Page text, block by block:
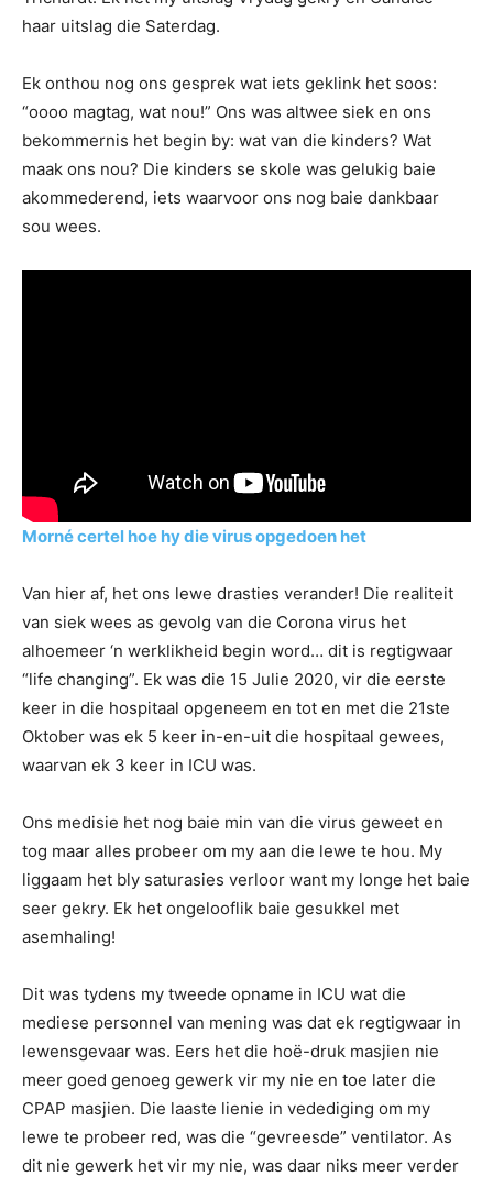
haar uitslag die Saterdag.
Ek onthou nog ons gesprek wat iets geklink het soos:
“oooo magtag, wat nou!” Ons was altwee siek en ons
bekommernis het begin by: wat van die kinders? Wat
maak ons nou? Die kinders se skole was gelukig baie
akommederend, iets waarvoor ons nog baie dankbaar
sou wees.
Morné certel hoe hy die virus opgedoen het
Van hier af, het ons lewe drasties verander! Die realiteit
van siek wees as gevolg van die Corona virus het
alhoemeer ‘n werklikheid begin word… dit is regtigwaar
“life changing”. Ek was die 15 Julie 2020, vir die eerste
keer in die hospitaal opgeneem en tot en met die 21ste
Oktober was ek 5 keer in-en-uit die hospitaal gewees,
waarvan ek 3 keer in ICU was.
Ons medisie het nog baie min van die virus geweet en
tog maar alles probeer om my aan die lewe te hou. My
liggaam het bly saturasies verloor want my longe het baie
seer gekry. Ek het ongelooflik baie gesukkel met
asemhaling!
Dit was tydens my tweede opname in ICU wat die
mediese personnel van mening was dat ek regtigwaar in
lewensgevaar was. Eers het die hoë-druk masjien nie
meer goed genoeg gewerk vir my nie en toe later die
CPAP masjien. Die laaste lienie in vedediging om my
lewe te probeer red, was die “gevreesde” ventilator. As
dit nie gewerk het vir my nie, was daar niks meer verder